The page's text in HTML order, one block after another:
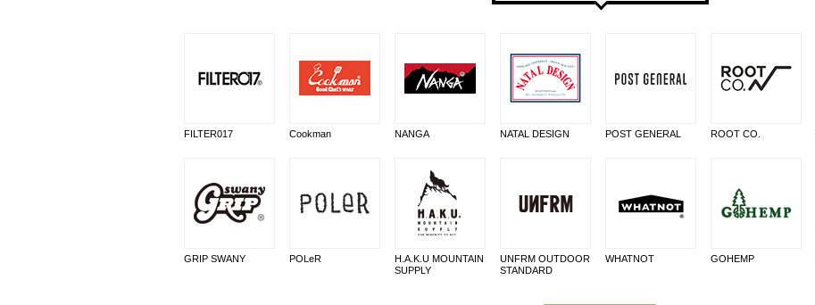
FILTER017 Cookman NANGA NATAL DESIGN POST GENERAL ROOT CO.
GRIP SWANY POLeR
H.A.K.U MOUNTAIN
SUPPLY
UNFRM OUTDOOR
STANDARD
WHATNOT GOHEMP